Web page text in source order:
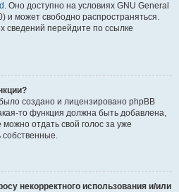
. Оно доступно на условиях GNU General
и может свободно распространяться.
сведений перейдите по ссылке
создано и лицензировано phpBB
то функция должна быть добавлена,
можно отдать свой голос за уже
некорректного использования и/или